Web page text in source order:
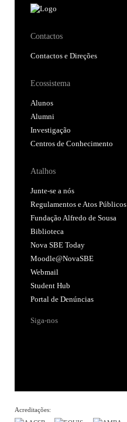
Contactos
Contactos e Direções
Ecossistema
Alunos
Alumni
Investigação
Centros de Conhecimento
Atalhos
Junte-se a nós
Regulamentos e Atos Públicos
Fundação Alfredo de Sousa
Biblioteca
Nova SBE Today
Moodle@NovaSBE
Webmail
Student Hub
Portal de Denúncias
Siga-nos
Acreditações: